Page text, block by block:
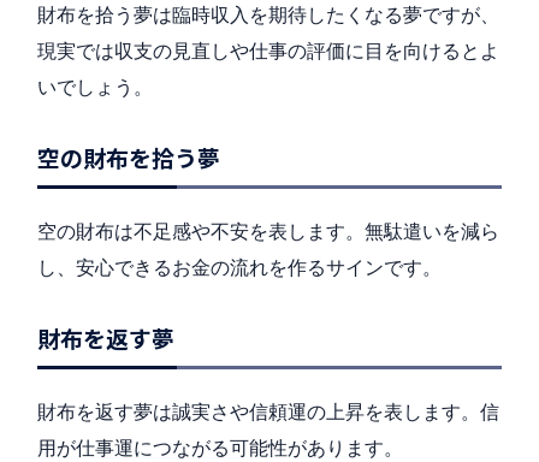
財布を拾う夢は臨時収入を期待したくなる夢ですが、
現実では収支の見直しや仕事の評価に目を向けるとよ
いでしょう。
空の財布を拾う夢
空の財布は不足感や不安を表します。無駄遣いを減ら
し、安心できるお金の流れを作るサインです。
財布を返す夢
財布を返す夢は誠実さや信頼運の上昇を表します。信
用が仕事運につながる可能性があります。